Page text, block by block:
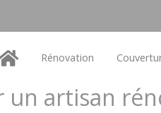
Rénovation
artisan